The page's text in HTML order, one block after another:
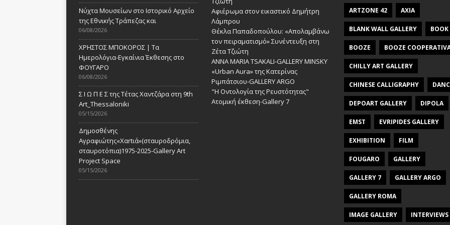
Νύχτα Μουσείων στο Ιστορικό Αρχείο
της Εθνικής Τράπεζας και
06/08/2026
ΧΡΗΣΤΟΣ ΜΠΟΚΟΡΟΣ | Τα
Ημερολόγια-Εγκαίνια Έκθεσης στο
ΦΟΥΓΑΡΟ
06/08/2026
Σ Ι Ω Π Ε Σ της Τέτας Χαντζάρα στη 9th
Art_Thessaloniki
05/15/2026
Δημοσθένης
Αγραφιώτης«Xαrtιά»(σταυροδρόμια,
σταυροτόπια)1975-2025-Gallery Art
Project Space
05/15/2026
Αφιέρωμα στον εικαστικό Δημήτρη
Λάμπρου
Θέκλα Παπαδοπούλου: «Απολαμβάνω
τον πειραματισμό» Συνέντευξη στη
Ζέτα Τζιώτη
ANNA MARIA TSAKALI-GALLERY MINSKY
«Urban Aura» της Κατερίνας
Ριμπάτσιου-GALLERY ARGO
"Η Οντολογία της Ρευστότητας"
Ατομική έκθεση-Gallery 7
ARTZONE 42 AXIA
BLANK WALL GALLERY BOOK
BOOZE BOOZE
CHILLY ART GALLERY
CHINESE CALLIGRAPHY
DEPOART GALLERY DIPOLA
EMST EVRIPIDES GALLERY
EXHIBITION FILM
FOUGARO GALLERY
GALLERY 7 GALLERY ARGO
GALLERY ROMA
IMAGE GALLERY INTERVIEWS